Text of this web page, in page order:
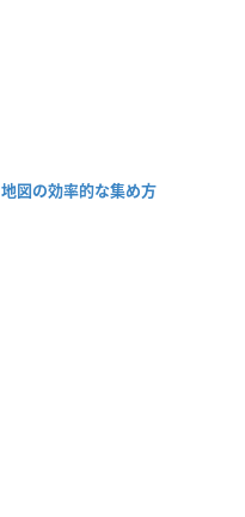
地図の効率的な集め方